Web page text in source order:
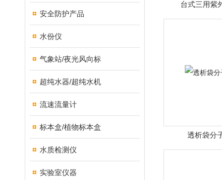
安全防护产品
水份仪
气象站/夜光风向标
超纯水器/超纯水机
流速流量计
标本盒/植物标本盒
水质检测仪
实验室仪器
台式三用紫
透析袋分